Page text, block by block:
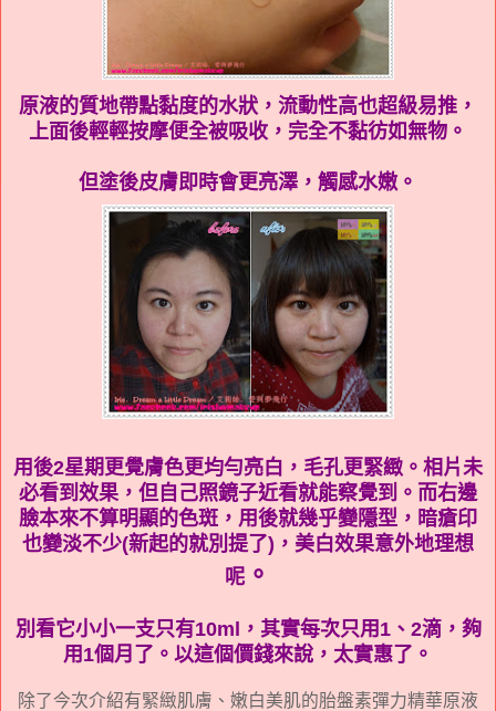
原液的質地帶點黏度的水狀，流動性高也超級易推，
上面後輕輕按摩便全被吸收，完全不黏彷如無物。
但塗後皮膚即時會更亮澤，觸感水嫩。
用後2星期更覺膚色更均勻亮白，毛孔更緊緻。相片未
必看到效果，但自己照鏡子近看就能察覺到。 而右邊
臉本來不算明顯的色斑，用後就幾乎變隱型，暗瘡印
也變淡不少(新起的就別提了)，美白效果意外地理想
呢 。
別看它小小一支只有10ml，其實每次只用1、2滴，夠
用1個月了。以這個價錢來說，太實惠了。
除了今次介紹有緊緻肌膚、嫩白美肌的胎盤素彈力精華原液